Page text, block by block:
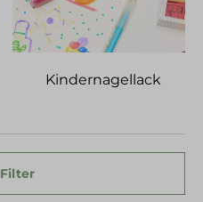
Kindernagellack
Filter